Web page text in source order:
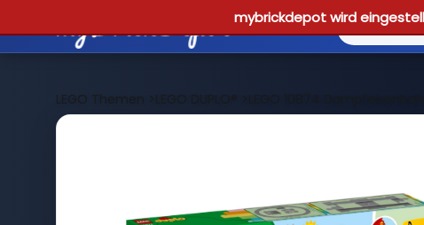
mybrickdepot wird
LEGO Themen >LEGO DUPLO® >LEGO 10874 Dampfeisenbahn